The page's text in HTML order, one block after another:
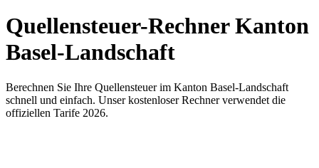
Quellensteuer-Rechner Kanton
Basel-Landschaft
Berechnen Sie Ihre Quellensteuer im Kanton Basel-Landschaft
schnell und einfach. Unser kostenloser Rechner verwendet die
offiziellen Tarife 2026.